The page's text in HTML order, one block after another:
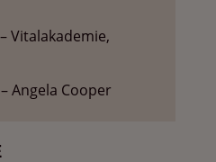
Vitalakademie,
Angela Cooper